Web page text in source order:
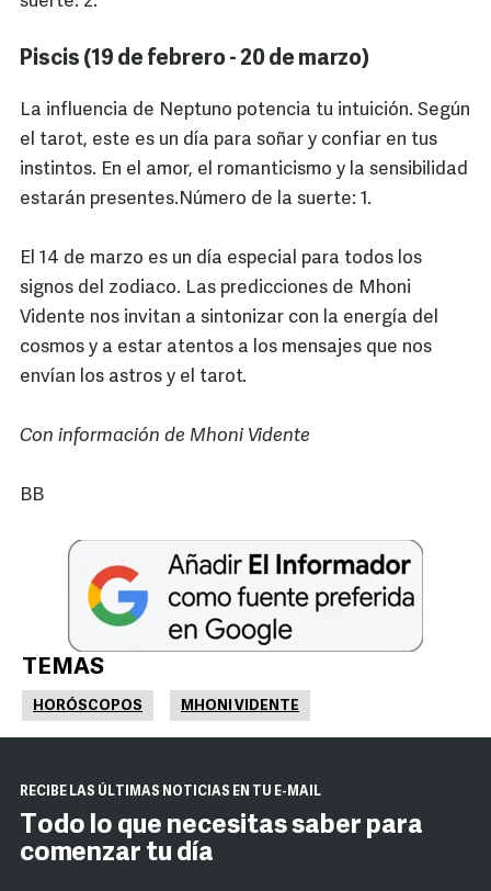
Piscis (19 de febrero - 20 de marzo)
La influencia de Neptuno potencia tu intuición. Según
el tarot, este es un día para soñar y confiar en tus
instintos. En el amor, el romanticismo y la sensibilidad
estarán presentes.Número de la suerte: 1.
El 14 de marzo es un día especial para todos los
signos del zodiaco. Las predicciones de Mhoni
Vidente nos invitan a sintonizar con la energía del
cosmos y a estar atentos a los mensajes que nos
envían los astros y el tarot.
Con información de Mhoni Vidente
BB
TEMAS
HORÓSCOPOS MHONI VIDENTE
RECIBE LAS ÚLTIMAS NOTICIAS EN TU E-MAIL
Todo lo que necesitas saber para
comenzar tu día